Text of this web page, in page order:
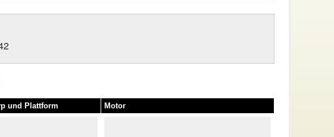
und Plattform Motor